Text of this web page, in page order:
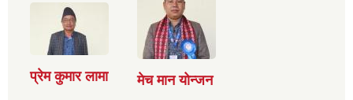
प्रेम कुमार लामा मेच मान योन्जन